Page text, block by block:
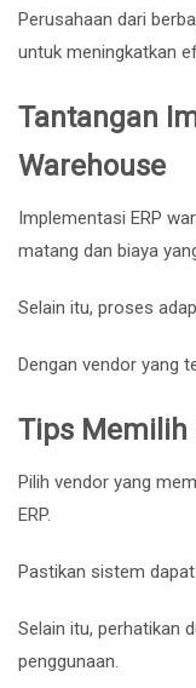
Perusahaan dari
untuk meningkatkan
Tantangan
Warehouse
Implementasi ERP
matang dan biaya
Selain itu, proses
Dengan vendor yang
Tips Memilih
Pilih vendor yang
ERP.
Pastikan sistem
Selain itu, perhatikan
penggunaan.